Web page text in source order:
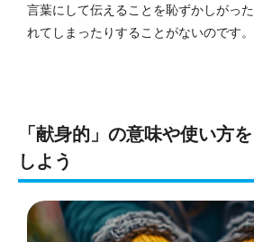
言葉にして伝えることを恥ずかしがっ
れてしまったりすることがないのです。
「献身的」の意味や使い方
しよう